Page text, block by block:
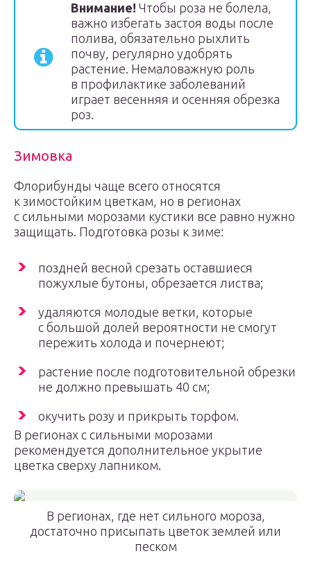
Внимание! Чтобы роза не болела,
важно избегать застоя воды после
полива, обязательно рыхлить
почву, регулярно удобрять
растение. Немаловажную роль
в профилактике заболеваний
играет весенняя и осенняя обрезка
роз.
Зимовка
Флорибунды чаще всего относятся
к зимостойким цветкам, но в регионах
с сильными морозами кустики все равно нужно
защищать. Подготовка розы к зиме:
поздней весной срезать оставшиеся
пожухлые бутоны, обрезается листва;
удаляются молодые ветки, которые
с большой долей вероятности не смогут
пережить холода и почернеют;
растение после подготовительной обрезки
не должно превышать 40 см;
окучить розу и прикрыть торфом.
В регионах с сильными морозами
рекомендуется дополнительное укрытие
цветка сверху лапником.
В регионах, где нет сильного мороза,
достаточно присыпать цветок землей или
песком